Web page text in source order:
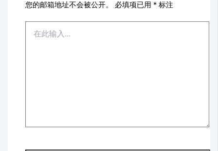
您的邮箱地址不会被公开。 必填项已用 * 标注